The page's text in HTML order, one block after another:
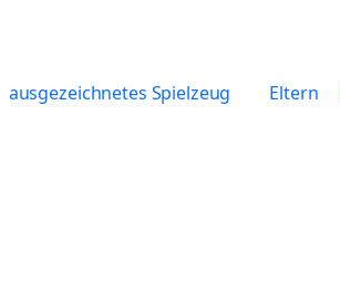
ausgezeichnetes Spielzeug Eltern